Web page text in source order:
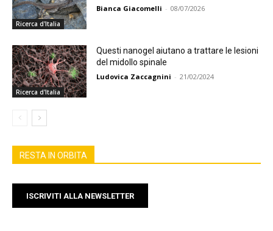
Ricerca d'Italia
Bianca Giacomelli - 08/07/2026
Ricerca d'Italia
Questi nanogel aiutano a trattare le lesioni
del midollo spinale
Ludovica Zaccagnini - 21/02/2024
RESTA IN ORBITA
ISCRIVITI ALLA NEWSLETTER